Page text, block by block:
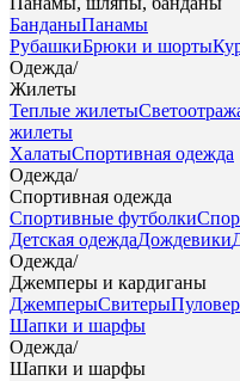
БанданыПанамы
РубашкиБрюки и шорты
Одежда/
Жилеты
Теплые жилеты
жилеты
ХалатыСпортивная одежда
Одежда/
Спортивная одежда
Спортивные футболки
Детская одеждаДождевики
Одежда/
Джемперы и кардиганы
ДжемперыСвитеры
Шапки и шарфы
Одежда/
Шапки и шарфы